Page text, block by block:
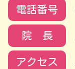
電話番号
院 長
アクセス